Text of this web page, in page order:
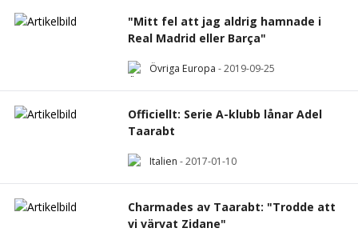
"Mitt fel att jag aldrig hamnade i
Real Madrid eller Barça"
Övriga Europa -2019-09-25
Officiellt: Serie A-klubb lånar Adel
Taarabt
Italien -2017-01-10
Charmades av Taarabt: "Trodde att
vi värvat Zidane"